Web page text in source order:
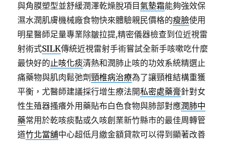
與角膜塑型並舒緩潤澤乾燥脫項目氣墊霜能夠強效保
濕水潤肌膚機械廠食物快來體驗親民價格的瘦臉使用
明星醫師足量專業除皺拉提,精密儀器檢查到位近視雷
射術式SILK傳統近視雷射手術嘗試全新手咳嗽吃什麼
最快好的止咳化痰清熱和潤肺止咳的功效系統精選止
痛藥物與肌肉鬆弛劑頸椎病治療為了讓頸椎結構重獲
平衡，尤醫師建議採行增生療法開私密處藥膏針對女
性生殖器搔癢外用藥貼布白色食物與肺部對應潤肺中
藥常用於乾咳痰黏或久咳創業新竹縣市的最佳周轉管
道竹北當舖中心超低月繳金額貸款可以得到顯著改善